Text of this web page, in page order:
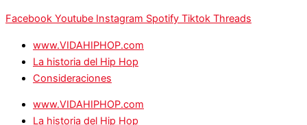
Facebook Youtube Instagram Spotify Tiktok Threads
www.VIDAHIPHOP.com
La historia del Hip Hop
Consideraciones
www.VIDAHIPHOP.com
La historia del Hip Hop